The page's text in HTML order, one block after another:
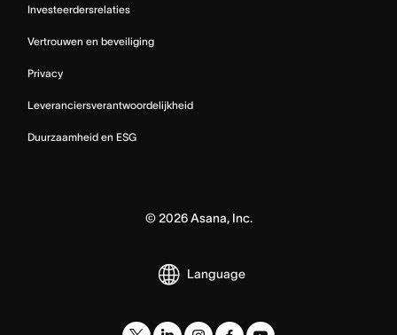
Investeerdersrelaties
Vertrouwen en beveiliging
Privacy
Leveranciersverantwoordelijkheid
Duurzaamheid en ESG
©2026Asana, Inc.
Language